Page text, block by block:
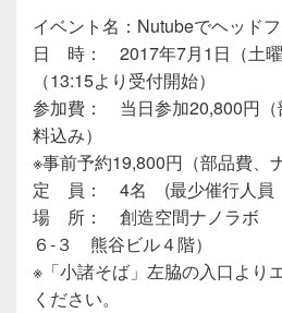
イベント名：Nutubeでヘッド
日 時： 2017年7月1日（土曜
（13:15より受付開始）
参加費： 当日参加20,800円（
料込み）
※事前予約19,800円（部品費、
定 員： 4名 (最少催行人員
場 所： 創造空間ナノラボ
６-３ 熊谷ビル４階）
※「小諸そば」左脇の入口より
ください。